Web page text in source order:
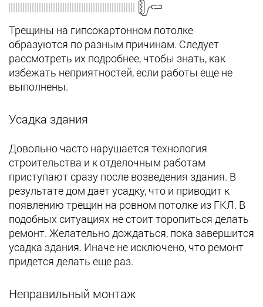
Трещины на гипсокартонном потолке
образуются по разным причинам. Следует
рассмотреть их подробнее, чтобы знать, как
избежать неприятностей, если работы еще не
выполнены.
Усадка здания
Довольно часто нарушается технология
строительства и к отделочным работам
приступают сразу после возведения здания. В
результате дом дает усадку, что и приводит к
появлению трещин на ровном потолке из ГКЛ. В
подобных ситуациях не стоит торопиться делать
ремонт. Желательно дождаться, пока завершится
усадка здания. Иначе не исключено, что ремонт
придется делать еще раз.
Неправильный монтаж